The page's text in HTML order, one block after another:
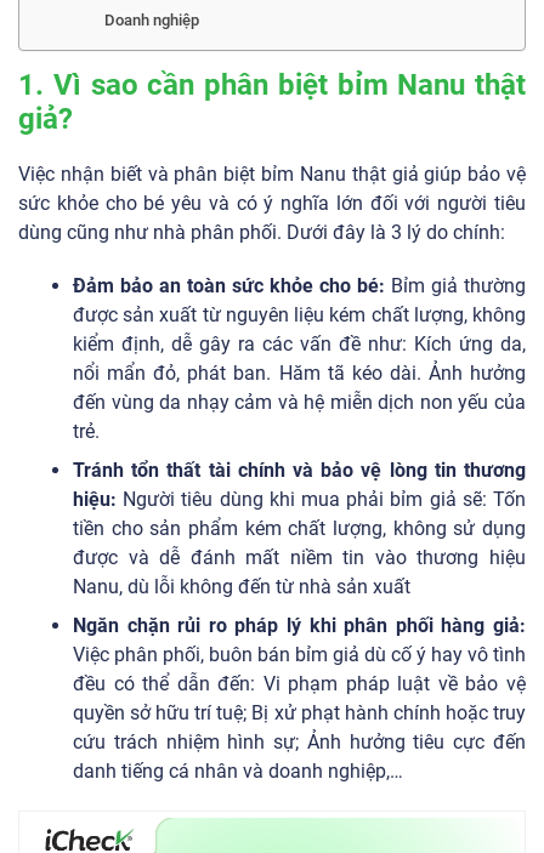
Doanh nghiệp
1. Vì sao cần phân biệt bỉm Nanu thật
giả?
Việc nhận biết và phân biệt bỉm Nanu thật giả giúp bảo vệ
sức khỏe cho bé yêu và có ý nghĩa lớn đối với người tiêu
dùng cũng như nhà phân phối. Dưới đây là 3 lý do chính:
Đảm bảo an toàn sức khỏe cho bé: Bỉm giả thường
được sản xuất từ nguyên liệu kém chất lượng, không
kiểm định, dễ gây ra các vấn đề như: Kích ứng da,
nổi mẩn đỏ, phát ban. Hăm tã kéo dài. Ảnh hưởng
đến vùng da nhạy cảm và hệ miễn dịch non yếu của
trẻ.
Tránh tổn thất tài chính và bảo vệ lòng tin thương
hiệu: Người tiêu dùng khi mua phải bỉm giả sẽ: Tốn
tiền cho sản phẩm kém chất lượng, không sử dụng
được và dễ đánh mất niềm tin vào thương hiệu
Nanu, dù lỗi không đến từ nhà sản xuất
Ngăn chặn rủi ro pháp lý khi phân phối hàng giả:
Việc phân phối, buôn bán bỉm giả dù cố ý hay vô tình
đều có thể dẫn đến: Vi phạm pháp luật về bảo vệ
quyền sở hữu trí tuệ; Bị xử phạt hành chính hoặc truy
cứu trách nhiệm hình sự; Ảnh hưởng tiêu cực đến
danh tiếng cá nhân và doanh nghiệp,…